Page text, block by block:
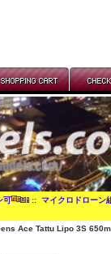
可 :: マイクロドローン
Ace Tattu Lipo 3S